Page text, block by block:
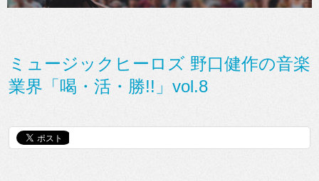
ミュージックヒーロズ 野口健作の音楽
業界「喝・活・勝!!」vol.8